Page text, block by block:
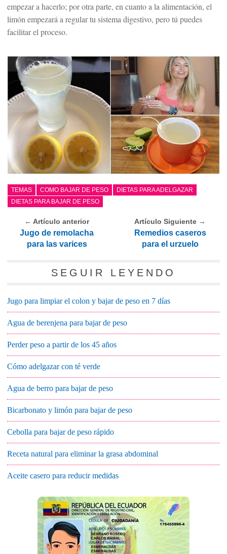
empezar a hacerlo; por otra parte, en cuanto a la alimentación, el
limón empezará a regular tu sistema digestivo, pero tú puedes
facilitar el proceso.
TEMAS COMO BAJAR DE PESO
DIETAS PARA ADELGAZAR
DIETAS PARA BAJAR DE PESO
← Artículo anterior
Jugo de remolacha
para las varices
Artículo Siguiente →
Remedios caseros
para el urzuelo
SEGUIR LEYENDO
Jugo para limpiar el colon y bajar de peso en 7 días
Agua de berenjena para bajar de peso
Perder peso a partir de los 45 años
Cómo adelgazar con té verde
Agua de berro para bajar de peso
Bicarbonato y limón para bajar de peso
Cebolla para bajar de peso rápido
Receta natural para eliminar la grasa abdominal
Aceite casero para reducir medidas